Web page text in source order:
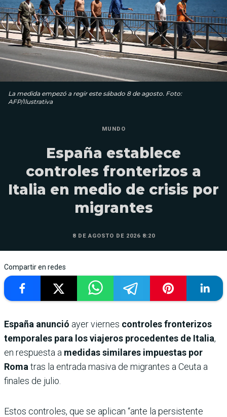
La medida empezó a regir este sábado 8 de agosto. Foto:
AFP/Ilustrativa
MUNDO
España establece
controles fronterizos a
Italia en medio de crisis por
migrantes
8 DE AGOSTO DE 2026 8:20
Compartir en redes
España anunció ayer viernes controles fronterizos
temporales para los viajeros procedentes de Italia,
en respuesta a medidas similares impuestas por
Roma tras la entrada masiva de migrantes a Ceuta a
finales de julio.
Estos controles, que se aplican “ante la persistente